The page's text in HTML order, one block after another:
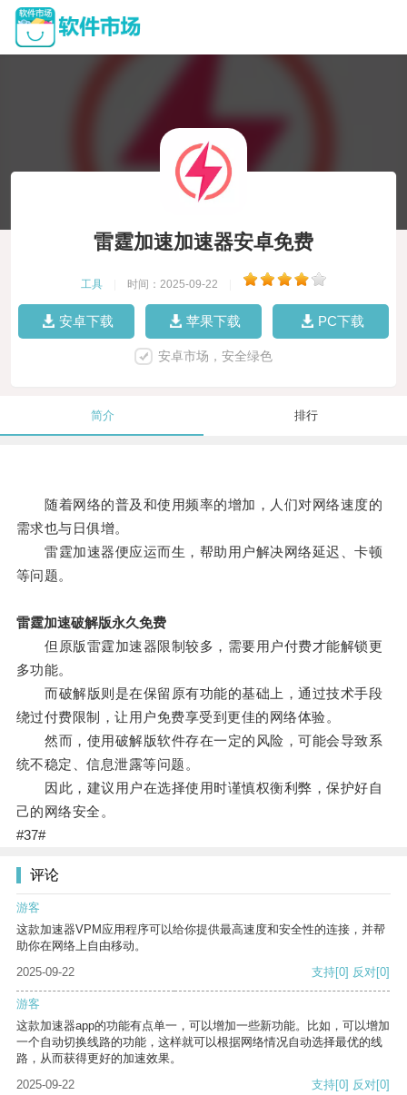
雷霆加速加速器安卓免费
工具 时间：2025-09-22
安卓下载 苹果下载 PC下载
安卓市场，安全绿色
简介 排行
随着网络的普及和使用频率的增加，人们对网络速度的
需求也与日俱增。
雷霆加速器便应运而生，帮助用户解决网络延迟、卡顿
等问题。
雷霆加速破解版永久免费
但原版雷霆加速器限制较多，需要用户付费才能解锁更
多功能。
而破解版则是在保留原有功能的基础上，通过技术手段
绕过付费限制，让用户免费享受到更佳的网络体验。
然而，使用破解版软件存在一定的风险，可能会导致系
统不稳定、信息泄露等问题。
因此，建议用户在选择使用时谨慎权衡利弊，保护好自
己的网络安全。
#37#
评论
游客
这款加速器VPM应用程序可以给你提供最高速度和安全性的连接，并帮
助你在网络上自由移动。
2025-09-22
支持[0] 反对[0]
游客
这款加速器app的功能有点单一，可以增加一些新功能。比如，可以增加
一个自动切换线路的功能，这样就可以根据网络情况自动选择最优的线
路，从而获得更好的加速效果。
2025-09-22
支持[0] 反对[0]